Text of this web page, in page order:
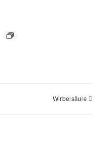
Wirbelsäule